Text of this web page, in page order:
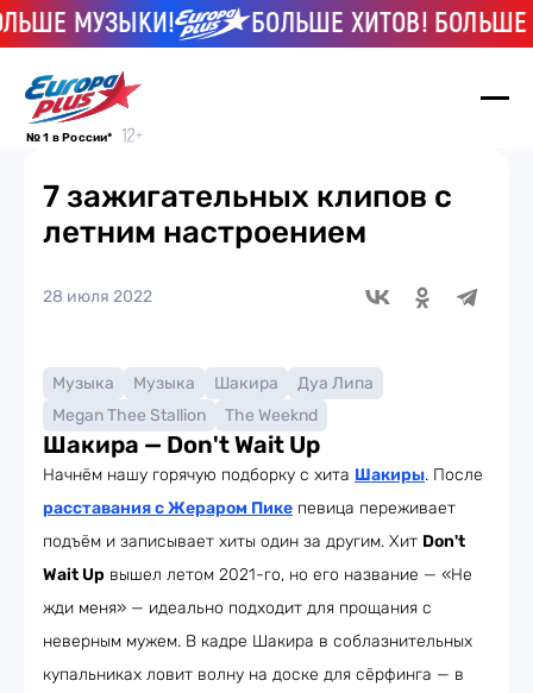
МУЗЫКИ! БОЛЬШЕ ХИТОВ! БОЛЬШЕ
№ 1 в России*
7 зажигательных клипов с
летним настроением
28 июля 2022
Музыка Музыка Шакира
Дуа Липа
Megan Thee Stallion
The Weeknd
Шакира — Don't Wait Up
Начнём нашу горячую подборку с хита Шакиры. После
расставания с Жераром Пике певица переживает
подъём и записывает хиты один за другим. Хит Don't
Wait Up вышел летом 2021-го, но его название — «Не
жди меня» — идеально подходит для прощания с
неверным мужем. В кадре Шакира в соблазнительных
купальниках ловит волну на доске для сёрфинга — в